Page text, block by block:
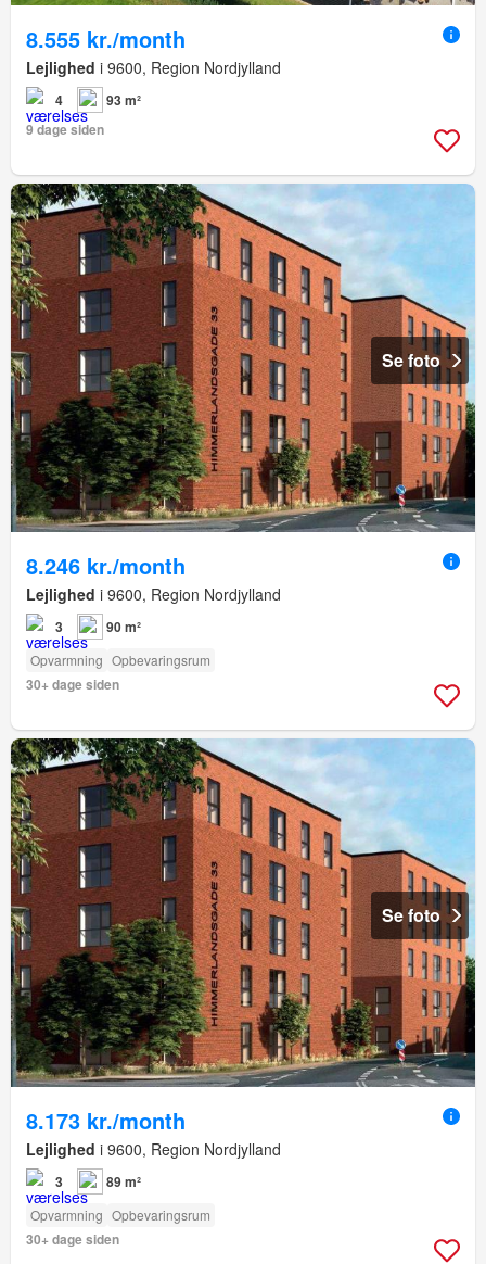
8.555 kr./month
Lejlighed i 9600, Region Nordjylland
4
93 m²
9 dage siden
Se foto
8.246 kr./month
Lejlighed i 9600, Region Nordjylland
3 90 m²
Opvarmning Opbevaringsrum
30+ dage siden
Se foto
8.173 kr./month
Lejlighed i 9600, Region Nordjylland
3 89 m²
Opvarmning Opbevaringsrum
30+ dage siden